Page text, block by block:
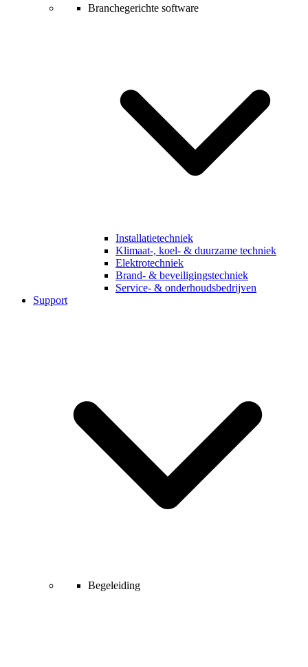
Branchegerichte software
Installatietechniek
Klimaat-, koel- & duurzame techniek
Elektrotechniek
Brand- & beveiligingstechniek
Service- & onderhoudsbedrijven
Support
Begeleiding